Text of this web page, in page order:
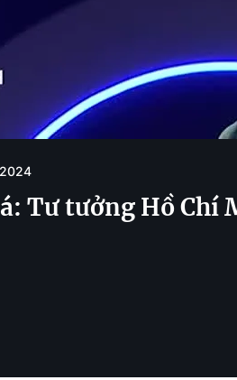
Tư tưởng Hồ